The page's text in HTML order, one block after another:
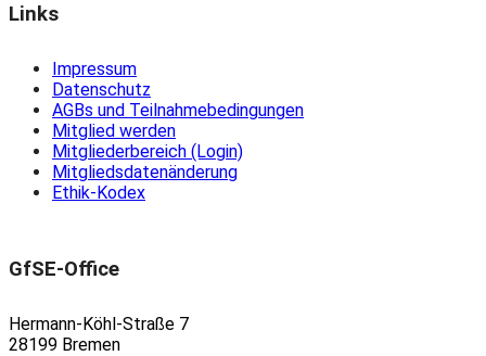
Links
Impressum
Datenschutz
AGBs und Teilnahmebedingungen
Mitglied werden
Mitgliederbereich (Login)
Mitgliedsdatenänderung
Ethik-Kodex
GfSE-Office
Hermann-Köhl-Straße 7
28199 Bremen